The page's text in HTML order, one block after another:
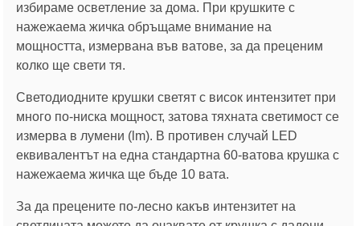
избираме осветление за дома. При крушките с
нажежаема жичка обръщаме внимание на
мощността, измервана във ватове, за да преценим
колко ще свети тя.
Светодиодните крушки светят с висок интензитет при
много по-ниска мощност, затова тяхната светимост се
измерва в лумени (lm). В противен случай LED
еквивалентът на една стандартна 60-ватова крушка с
нажежаема жичка ще бъде 10 вата.
За да прецените по-лесно какъв интензитет на